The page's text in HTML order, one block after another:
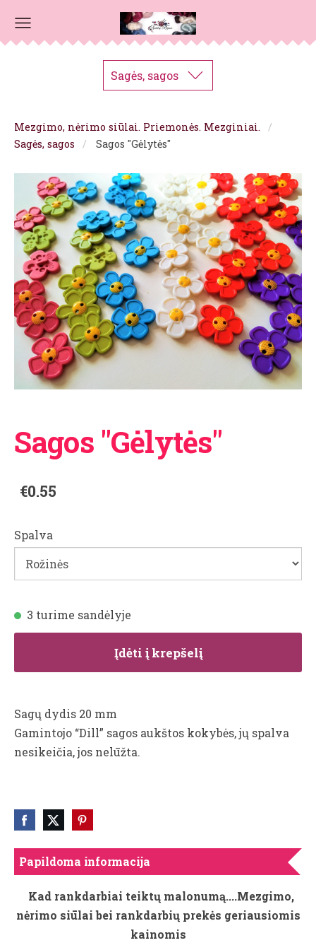
Sagės, sagos
Papildoma informacija
Kad rankdarbiai teiktų malonumą....Mezgimo,
nėrimo siūlai bei rankdarbių prekės geriausiomis
kainomis
Mezgimo, nėrimo siūlai. Priemonės. Mezginiai.
Sagės, sagos
Sagos "Gėlytės"
Sagos "Gėlytės"
€0.55
Spalva
3 turime sandėlyje
Įdėti į krepšelį
Sagų dydis 20 mm
Gamintojo “Dill” sagos aukštos kokybės, jų spalva
nesikeičia, jos nelūžta.